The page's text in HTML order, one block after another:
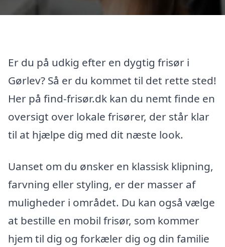
Er du på udkig efter en dygtig frisør i
Gørlev? Så er du kommet til det rette sted!
Her på find-frisør.dk kan du nemt finde en
oversigt over lokale frisører, der står klar
til at hjælpe dig med dit næste look.
Uanset om du ønsker en klassisk klipning,
farvning eller styling, er der masser af
muligheder i området. Du kan også vælge
at bestille en mobil frisør, som kommer
hjem til dig og forkæler dig og din familie